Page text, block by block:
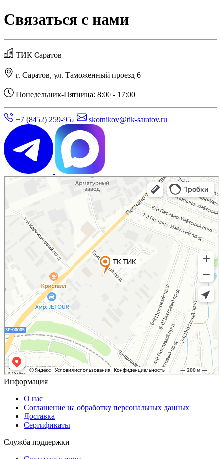
Связаться с нами
ТИК Саратов
г. Саратов, ул. Таможенный проезд 6
Понедельник-Пятница: 8:00 - 17:00
+7 (8452) 259-952 skotnikov@tik-saratov.ru
Информация
О нас
Соглашение на обработку персональных данных
Доставка
Сертификаты
Служба поддержки